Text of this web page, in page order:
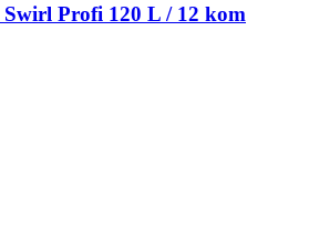
Swirl Profi 120 L / 12 kom